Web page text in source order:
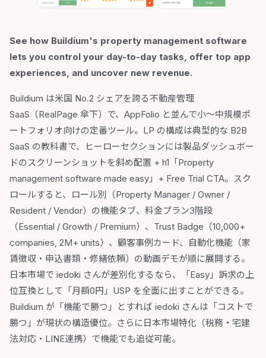
See how Buildium's property management software
lets you control your day-to-day tasks, offer top app
experiences, and uncover new revenue.
Buildium は米国 No.2 シェアを誇る不動産管理
SaaS（RealPage 傘下）で、AppFolio と並んで小〜中規模ポ
ートフォリオ向けの定番ツール。LP の構成は典型的な B2B
SaaS の教科書で、ヒーローセクションには製品ダッシュボー
ドのスクリーンショットを斜め配置 + h1「Property
management software made easy」+ Free Trial CTA。スク
ロールすると、ロール別（Property Manager / Owner /
Resident / Vendor）の機能タブ、料金プラン3階段
（Essential / Growth / Premium）、Trust Badge（10,000+
companies, 2M+ units）、顧客事例カード、自動化機能（家
賃徴収・申込書類・修繕依頼）の動画デモが順に展開する。
日本市場で iedoki さんが差別化するなら、「Easy」訴求の上
位互換として「月額0円」USP を全面に出すことができる。
Buildium が「機能で勝つ」とすれば iedoki さんは「コストで
勝つ」が現状の構造優位。さらに日本市場特化（税務・宅建
法対応・LINE連携）で機能でも追従可能。